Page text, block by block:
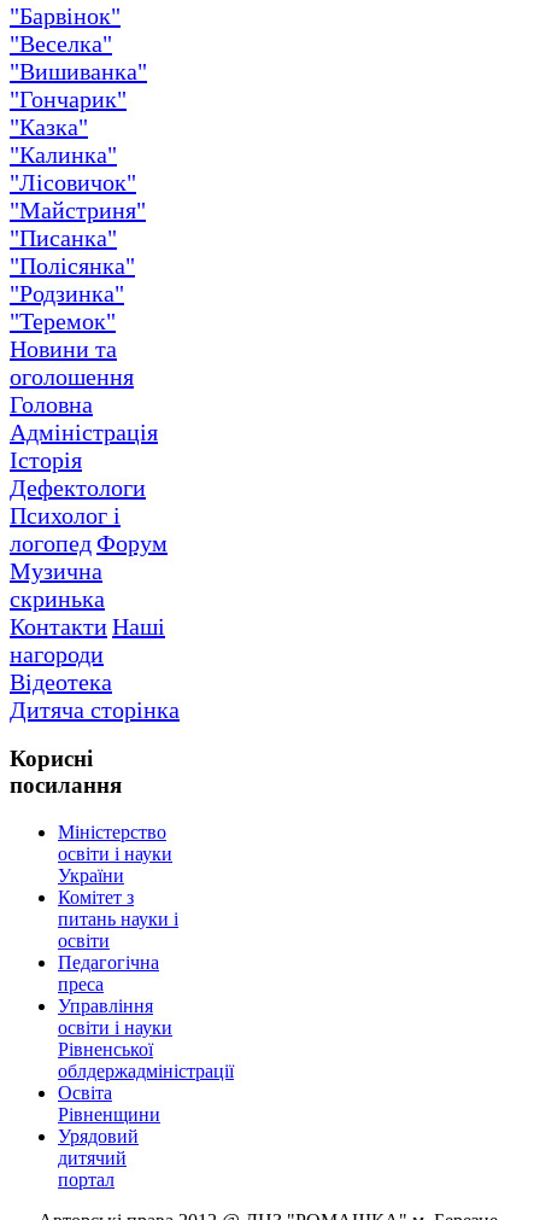
"Барвінок"
"Веселка"
"Вишиванка"
"Гончарик"
"Казка"
"Калинка"
"Лісовичок"
"Майстриня"
"Писанка"
"Полісянка"
"Родзинка"
"Теремок"
Новини та
оголошення
Головна
Адміністрація
Історія
Дефектологи
Психолог і
логопедФорум
Музична
скринька
КонтактиНаші
нагороди
Відеотека
Дитяча сторінка
Корисні
посилання
Міністерство
освіти і науки
України
Комітет з
питань науки і
освіти
Педагогічна
преса
Управління
освіти і науки
Рівненської
облдержадміністрації
Освіта
Рівненщини
Урядовий
дитячий
портал